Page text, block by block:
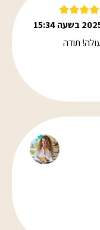
תודה